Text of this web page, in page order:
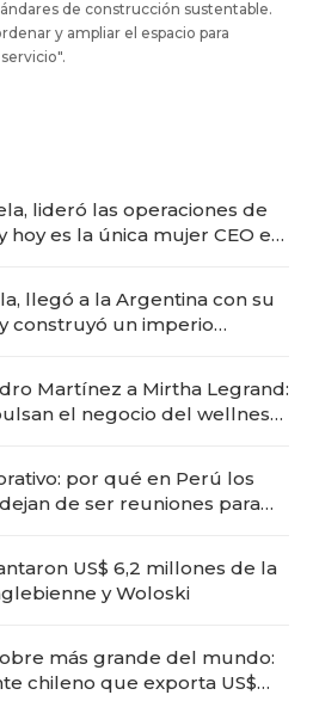
de construcción sustentable.
y ampliar el espacio para
lideró las operaciones de
hoy es la única mujer CEO en
llegó a la Argentina con su
construyó un imperio
Martínez a Mirtha Legrand:
el negocio del wellness
por qué en Perú los
de ser reuniones para
US$ 6,2 millones de la
y Woloski
más grande del mundo:
chileno que exporta US$